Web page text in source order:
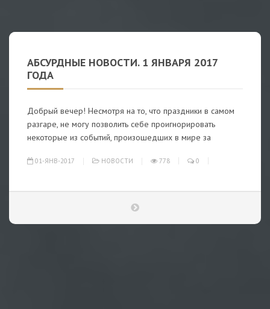
АБСУРДНЫЕ НОВОСТИ. 1 ЯНВАРЯ 2017
ГОДА
Добрый вечер! Несмотря на то, что праздники в самом
разгаре, не могу позволить себе проигнорировать
некоторые из событий, произошедших в мире за
01-ЯНВ-2017 НОВОСТИ 778 0